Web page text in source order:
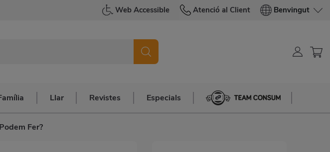
Web Accessible Atenció al Client Benvingut
Llar Revistes Especials Team Consum
Fer?